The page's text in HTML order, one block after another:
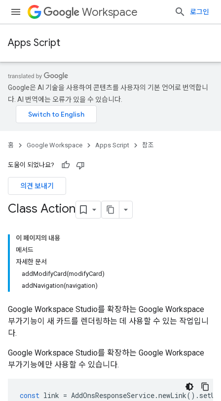
Workspace 로그인
Apps Script
Google은 AI 기술을 사용하여 콘텐츠를 사용자의 기본 언어로 번역합니
다. AI 번역에는 오류가 있을 수 있습니다.
홈 Google Workspace Apps Script 참조
도움이 되었나요?
의견 보내기
Class Action
이 페이지의 내용
메서드
자세한 문서
addModifyCard(modifyCard)
addNavigation(navigation)
Google Workspace Studio를 확장하는 Google Workspace
부가기능이 새 카드를 렌더링하는 데 사용할 수 있는 작업입니
다.
Google Workspace Studio를 확장하는 Google Workspace
부가기능에만 사용할 수 있습니다.
const link = AddOnsResponseService.newLink().